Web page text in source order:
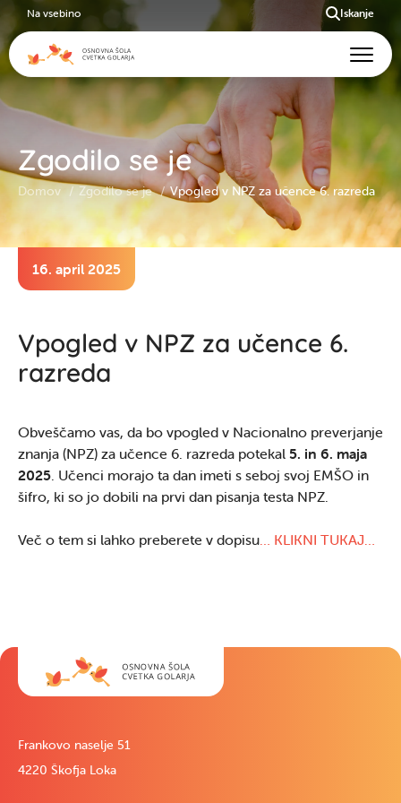
Zgodilo se je
Domov Zgodilo se je Vpogled v NPZ za učence 6. razreda
16. april 2025
Vpogled v NPZ za učence 6.
razreda
Obveščamo vas, da bo vpogled v Nacionalno preverjanje
znanja (NPZ) za učence 6. razreda potekal 5. in 6. maja
2025. Učenci morajo ta dan imeti s seboj svoj EMŠO in
šifro, ki so jo dobili na prvi dan pisanja testa NPZ.
Več o tem si lahko preberete v dopisu… KLIKNI TUKAJ…
Frankovo naselje 51
4220 Škofja Loka
Na vsebino Iskanje